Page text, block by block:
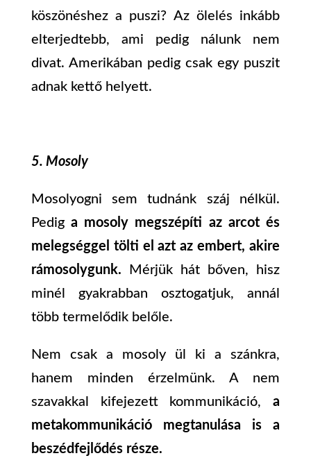
köszönéshez a puszi? Az ölelés inkább
elterjedtebb, ami pedig nálunk nem
divat. Amerikában pedig csak egy puszit
adnak kettő helyett.
5. Mosoly
Mosolyogni sem tudnánk száj nélkül.
Pediga mosoly megszépíti az arcot és
melegséggel tölti el azt az embert, akire
rámosolygunk. Mérjük hát bőven, hisz
minél gyakrabban osztogatjuk, annál
több termelődik belőle.
Nem csak a mosoly ül ki a szánkra,
hanem minden érzelmünk. A nem
szavakkal kifejezett kommunikáció,a
metakommunikáció megtanulása is a
beszédfejlődés része.